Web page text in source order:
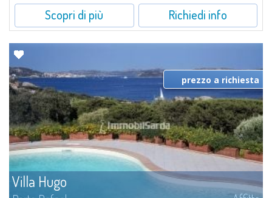
Scopri di più Richiedi info
Villa Hugo
prezzo a richiesta